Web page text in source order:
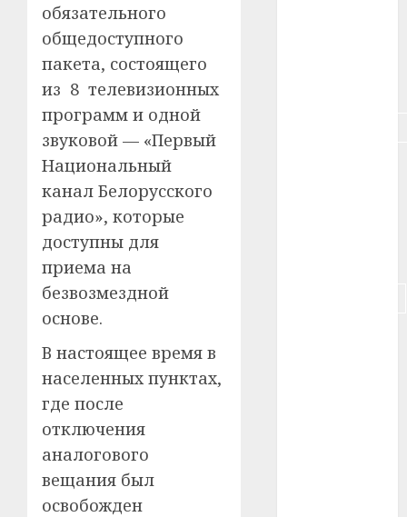
обязательного
общедоступного
пакета, состоящего
из 8 телевизионных
программ и одной
звуковой — «Первый
Национальный
канал Белорусского
радио», которые
доступны для
приема на
безвозмездной
основе.
В настоящее время в
населенных пунктах,
где после
отключения
аналогового
вещания был
освобожден